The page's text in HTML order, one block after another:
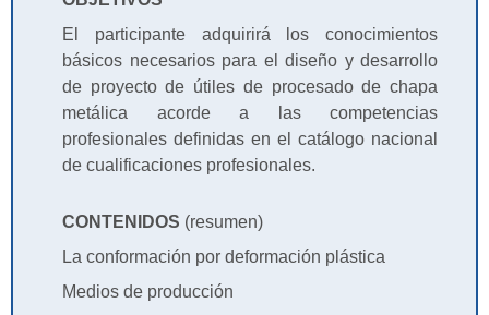
El participante adquirirá los conocimientos
básicos necesarios para el diseño y desarrollo
de proyecto de útiles de procesado de chapa
metálica acorde a las competencias
profesionales definidas en el catálogo nacional
de cualificaciones profesionales.
CONTENIDOS (resumen)
La conformación por deformación plástica
Medios de producción